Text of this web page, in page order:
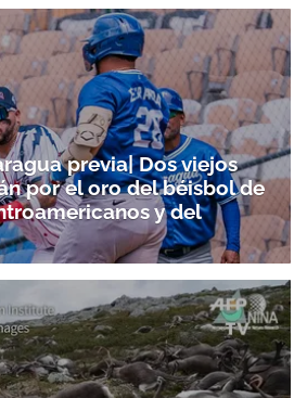
a nuestro boletín.
ACEPTAR
previa| Dos viejos
por el oro del béisbol de
y del